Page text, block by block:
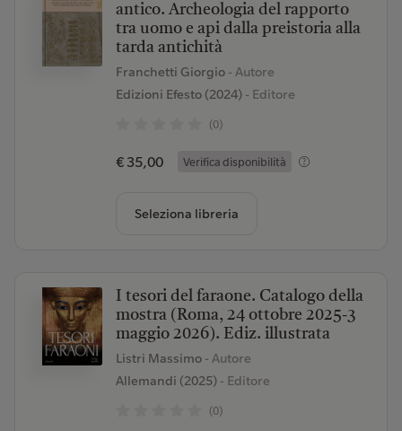
antico. Archeologia del rapporto
tra uomo e api dalla preistoria alla
tarda antichità
Franchetti Giorgio - Autore
Edizioni Efesto (2024)- Editore
(0)
€ 35,00 Verifica disponibilità
Seleziona libreria
I tesori del faraone. Catalogo della
mostra (Roma, 24 ottobre 2025-3
maggio 2026). Ediz. illustrata
Listri Massimo - Autore
Allemandi (2025)- Editore
(0)